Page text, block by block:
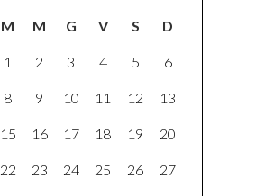
M M G V S D
1 2 3 4 5 6
8 9 10 11 12 13
15 16 17 18 19 20
22 23 24 25 26 27